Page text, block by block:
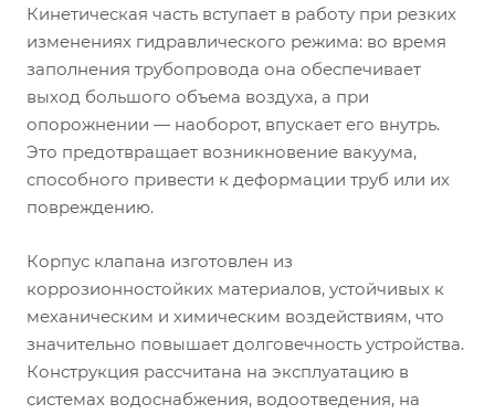
Кинетическая часть вступает в работу при резких
изменениях гидравлического режима: во время
заполнения трубопровода она обеспечивает
выход большого объема воздуха, а при
опорожнении — наоборот, впускает его внутрь.
Это предотвращает возникновение вакуума,
способного привести к деформации труб или их
повреждению.
Корпус клапана изготовлен из
коррозионностойких материалов, устойчивых к
механическим и химическим воздействиям, что
значительно повышает долговечность устройства.
Конструкция рассчитана на эксплуатацию в
системах водоснабжения, водоотведения, на